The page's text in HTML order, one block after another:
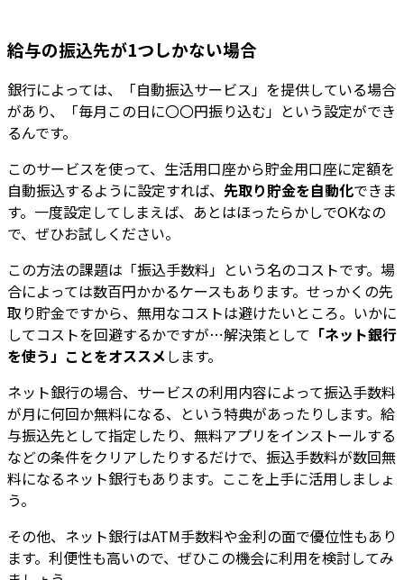
給与の振込先が1つしかない場合
銀行によっては、「自動振込サービス」を提供している場合
があり、「毎月この日に〇〇円振り込む」という設定ができ
るんです。
このサービスを使って、生活用口座から貯金用口座に定額を
自動振込するように設定すれば、 先取り貯金を自動化できま
す。一度設定してしまえば、あとはほったらかしでOKなの
で、ぜひお試しください。
この方法の課題は「振込手数料」という名のコストです。場
合によっては数百円かかるケースもあります。せっかくの先
取り貯金ですから、無用なコストは避けたいところ。いかに
してコストを回避するかですが…解決策として 「ネット銀行
を使う」ことをオススメします。
ネット銀行の場合、サービスの利用内容によって振込手数料
が月に何回か無料になる、という特典があったりします。給
与振込先として指定したり、無料アプリをインストールする
などの条件をクリアしたりするだけで、振込手数料が数回無
料になるネット銀行もあります。ここを上手に活用しましょ
う。
その他、ネット銀行はATM手数料や金利の面で優位性もあり
ます。利便性も高いので、ぜひこの機会に利用を検討してみ